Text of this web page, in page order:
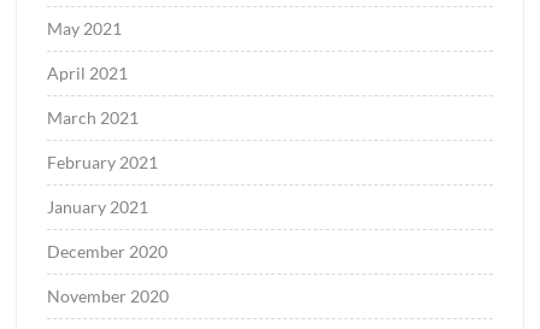
May 2021
April 2021
March 2021
February 2021
January 2021
December 2020
November 2020